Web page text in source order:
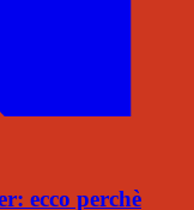
ecco perchè